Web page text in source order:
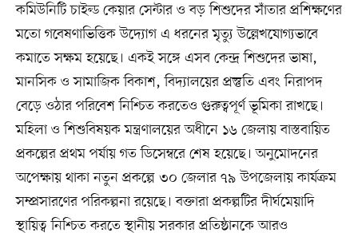
কমিউনিটি চাইল্ড কেয়ার সেন্টার ও বড় শিশুদের সাঁতার প্রশিক্ষণের
মতো গবেষণাভিত্তিক উদ্যোগ এ ধরনের মৃত্যু উল্লেখযোগ্যভাবে
কমাতে সক্ষম হয়েছে। একই সঙ্গে এসব কেন্দ্র শিশুদের ভাষা,
মানসিক ও সামাজিক বিকাশ, বিদ্যালয়ের প্রস্তুতি এবং নিরাপদ
বেড়ে ওঠার পরিবেশ নিশ্চিত করতেও গুরুত্বপূর্ণ ভূমিকা রাখছে।
মহিলা ও শিশুবিষয়ক মন্ত্রণালয়ের অধীনে ১৬ জেলায় বাস্তবায়িত
প্রকল্পের প্রথম পর্যায় গত ডিসেম্বরে শেষ হয়েছে। অনুমোদনের
অপেক্ষায় থাকা নতুন প্রকল্পে ৩০ জেলার ৭৯ উপজেলায় কার্যক্রম
সম্প্রসারণের পরিকল্পনা রয়েছে। বক্তারা প্রকল্পটির দীর্ঘমেয়াদি
স্থায়িত্ব নিশ্চিত করতে স্থানীয় সরকার প্রতিষ্ঠানকে আরও